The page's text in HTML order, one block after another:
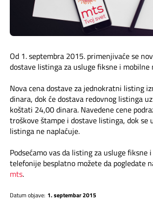
Rešavanje problema
Česta pitanja
Pokrivenost mreže
Mapa brzina
eRačun
Putuj pametnije
Od 1. septembra 2015. primenjivaće se
dostave listinga za usluge fiksne i mobilne
Nova cena dostave za jednokratni listing
dinara, dok će dostava redovnog listinga
koštati 24,00 dinara. Navedene cene
troškove štampe i dostave listinga, dok se
listinga ne naplaćuje.
Podsećamo vas da listing za usluge fiksne
telefonije besplatno možete da pogledate
mts.
Datum objave: 1. septembar 2015